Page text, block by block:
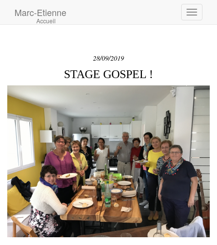
Toggle
Marc-Etienne
Accueil
28/09/2019
STAGE GOSPEL !